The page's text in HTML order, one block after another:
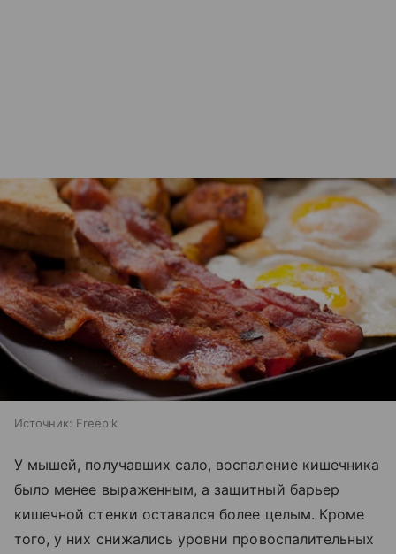
Источник: Freepik
У мышей, получавших сало, воспаление кишечника
было менее выраженным, а защитный барьер
кишечной стенки оставался более целым. Кроме
того, у них снижались уровни провоспалительных